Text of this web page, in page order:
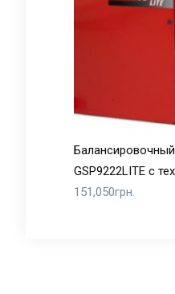
GSP9222LITE с
151,050грн.